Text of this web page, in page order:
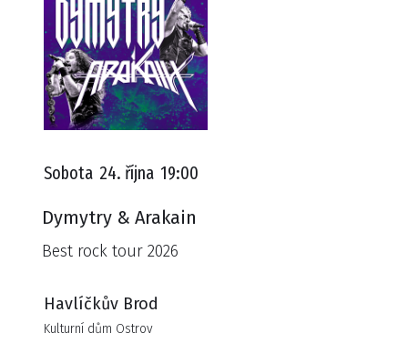
Sobota 24. října 19:00
Dymytry & Arakain
Best rock tour 2026
Havlíčkův Brod
Kulturní dům Ostrov